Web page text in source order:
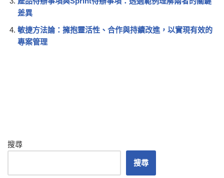
差異
敏捷方法論：擁抱靈活性、合作與持續改進，以實現有效的
專案管理
搜尋
搜尋